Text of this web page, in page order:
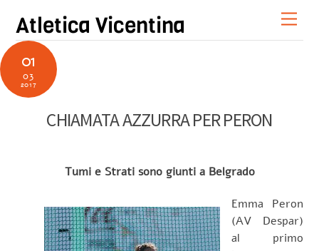
content
Atletica Vicentina
01
03
2017
CHIAMATA AZZURRA PER PERON
Tumi e Strati sono giunti a Belgrado
Emma Peron
(AV Despar)
al primo